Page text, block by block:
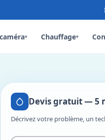
▾ Chauffage▾
Devis gratuit — 5
Décrivez votre problème, un